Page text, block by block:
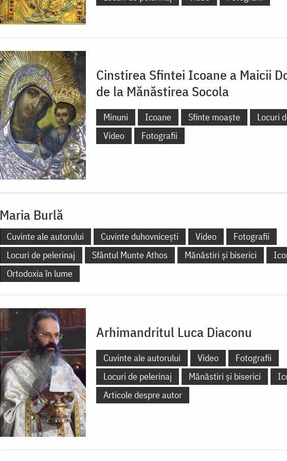
Cinstirea Sfintei Icoane a Maicii
de la Mănăstirea Socola
Minuni Icoane Sfinte moaște
Locuri
Video
Fotografii
Maria Burlă
Cuvinte ale autorului Cuvinte duhovnicești Video
Fotografii
Locuri de pelerinaj
Sfântul Munte Athos Mănăstiri și biserici
Ortodoxia în lume
Arhimandritul Luca Diaconu
Cuvinte ale autorului Video
Fotografii
Locuri de pelerinaj
Mănăstiri și biserici
Articole despre autor